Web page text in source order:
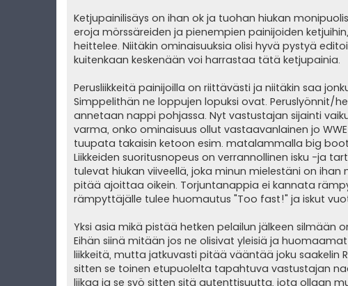
Ketjupainilisäys on ihan ok ja tuohan hiukan
eroja mörssäreiden ja pienempien painijoiden
heittelee. Niitäkin ominaisuuksia olisi hyvä pystyä
kuitenkaan keskenään voi harrastaa tätä ketjupainia.
Perusliikkeitä painijoilla on riittävästi ja niitäkin saa
Simppelithän ne loppujen lopuksi ovat.
annetaan nappi pohjassa. Nyt vastustajan sijainti
varma, onko ominaisuus ollut vastaavanlainen jo
tuupata takaisin ketoon esim. matalammalla big
Liikkeiden suoritusnopeus on verrannollinen isku -ja
tulevat hiukan viiveellä, joka minun mielestäni on
pitää ajoittaa oikein. Torjuntanappia ei kannata
rämpyttäjälle tulee huomautus "Too fast!" ja iskut
Yksi asia mikä pistää hetken pelailun jälkeen
Eihän siinä mitään jos ne olisivat yleisiä ja
liikkeitä, mutta jatkuvasti pitää vääntää joku saakelin
sitten se toinen etupuolelta tapahtuva vastustajan
liikaa ja se syö sitten sitä autenttisuutta, jota ollaan